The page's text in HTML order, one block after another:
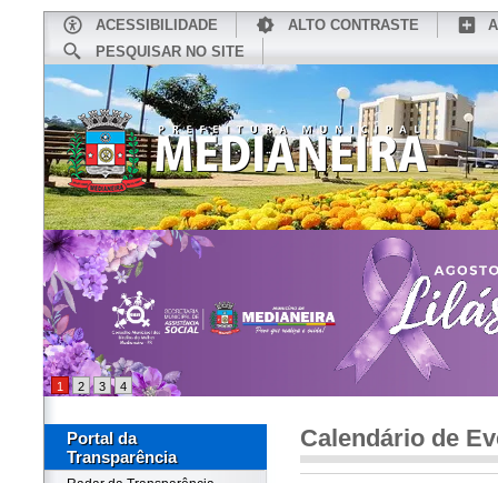
ACESSIBILIDADE ALTO CONTRASTE
PESQUISAR NO SITE
CONHEÇA MEDIANEIRA
1 2 3 4
Portal da
Transparência
Calendário de